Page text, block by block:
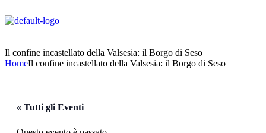
Il confine incastellato della Valsesia: il Borgo di Seso
HomeIl confine incastellato della Valsesia: il Borgo di Seso
« Tutti gli Eventi